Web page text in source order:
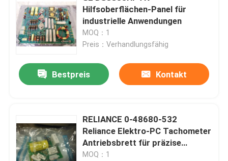
Hilfsoberflächen-Panel für
industrielle Anwendungen
MOQ：1
Preis：Verhandlungsfähig
Bestpreis Kontakt
RELIANCE 0-48680-532
Reliance Elektro-PC Tachometer
Antriebsbrett für präzise
Geschwindigkeitsmessung
MOQ：1